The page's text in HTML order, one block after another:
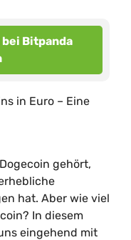
Bitpanda
in Euro – Eine
gehört,
hat. Aber wie viel
In diesem
eingehend mit